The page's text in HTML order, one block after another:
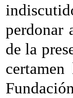
perdonar
de la